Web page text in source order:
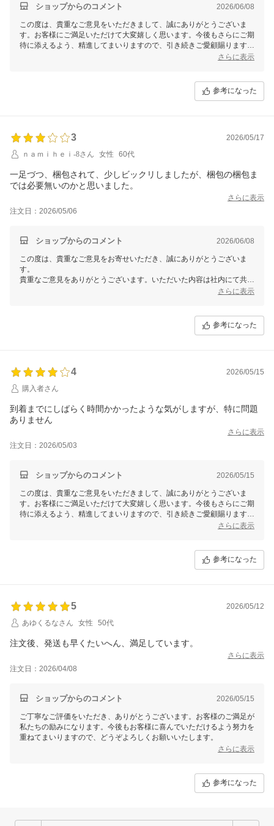
ショップからのコメント 2026/06/08
この度は、貴重なご意見をいただきまして、誠にありがとうございま
す。お客様にご満足いただけて大変嬉しく思います。今後もさらにご期
待に添えるよう、精進してまいりますので、引き続きご愛顧賜りますよ
さらに表示
参考になった
3
2026/05/17
ｎａｍｉｈｅｉ-8さん
女性 60代
一足づつ、梱包されて、少しビックリしましたが、梱包の梱包ま
では必要無いのかと思いました。
さらに表示
注文日：2026/05/06
ショップからのコメント 2026/06/08
この度は、貴重なご意見をお寄せいただき、誠にありがとうございま
す。
貴重なご意見をありがとうございます。いただいた内容は社内にて共有
さらに表示
参考になった
4
2026/05/15
購入者さん
到着までにしばらく時間かかったような気がしますが、特に問題
さらに表示
注文日：2026/05/03
ショップからのコメント 2026/05/15
この度は、貴重なご意見をいただきまして、誠にありがとうございま
す。お客様にご満足いただけて大変嬉しく思います。今後もさらにご期
待に添えるよう、精進してまいりますので、引き続きご愛顧賜りますよ
さらに表示
参考になった
5
2026/05/12
あゆくるなさん
女性 50代
さらに表示
注文日：2026/04/08
ショップからのコメント 2026/05/15
ご丁寧なご評価をいただき、ありがとうございます。お客様のご満足が
私たちの励みになります。今後もお客様に喜んでいただけるよう努力を
重ねてまいりますので、どうぞよろしくお願いいたします。
さらに表示
参考になった